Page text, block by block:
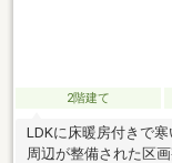
2階建て
LDKに床暖房付きで
周辺が整備された区